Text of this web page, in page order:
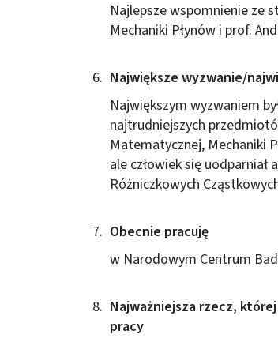
Najlepsze wspomnienie ze
Mechaniki Płynów i prof.
Największe wyzwanie/
Największym wyzwaniem
najtrudniejszych
Matematycznej, Mechaniki
ale człowiek się
Różniczkowych
Obecnie pracuję
w Narodowym Centrum
Najważniejsza rzecz,
pracy